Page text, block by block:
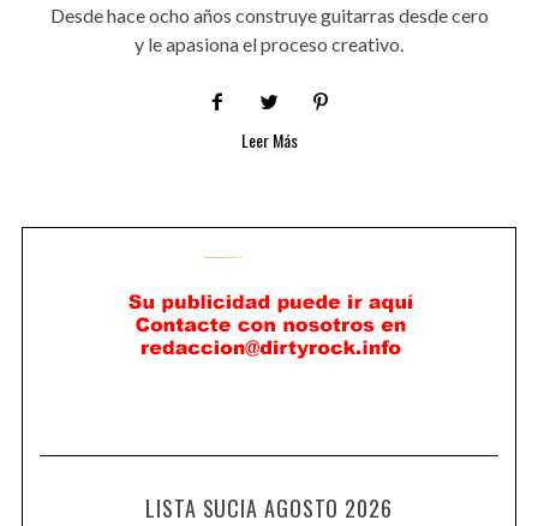
Desde hace ocho años construye guitarras desde cero
y le apasiona el proceso creativo.
Leer Más
LISTA SUCIA AGOSTO 2026